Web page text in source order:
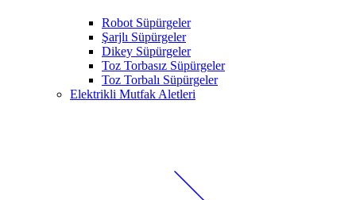
Robot Süpürgeler
Şarjlı Süpürgeler
Dikey Süpürgeler
Toz Torbasız Süpürgeler
Toz Torbalı Süpürgeler
Elektrikli Mutfak Aletleri